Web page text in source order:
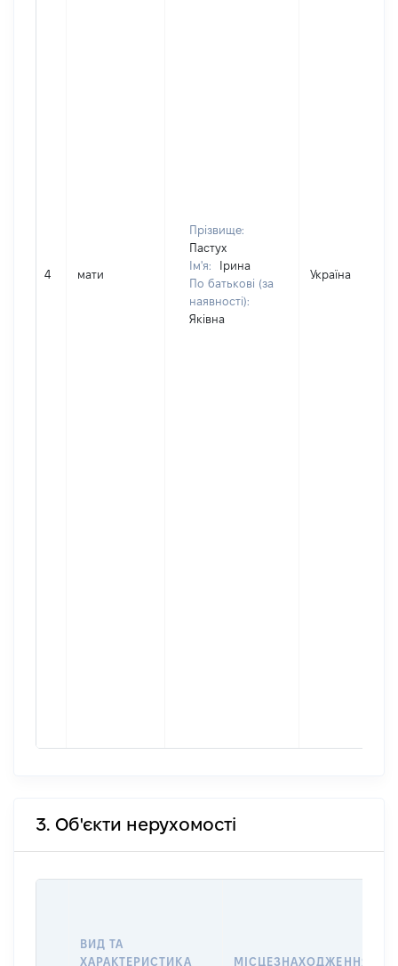
4 мати
Прізвище:
Пастух
Ім'я:
Ірина
По батькові (за
наявності):
Яківна
Україна
3. Об'єкти нерухомості
ВИД ТА
ХАРАКТЕРИСТИКА
МІСЦЕЗНАХОДЖЕННЯ